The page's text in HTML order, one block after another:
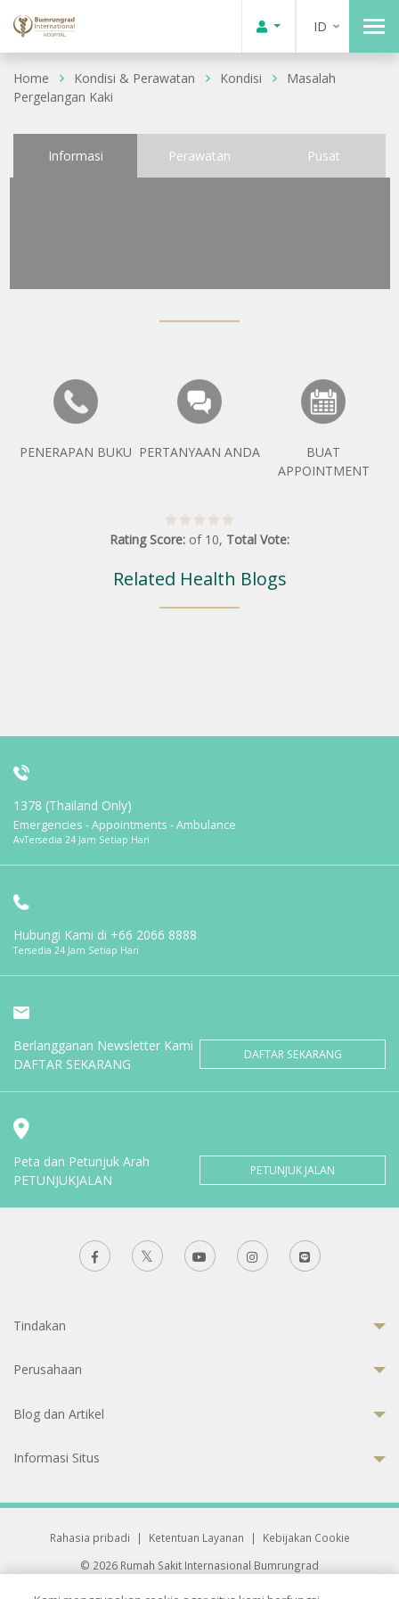
ID
Home Kondisi & Perawatan Kondisi
Masalah
Pergelangan Kaki
Informasi Perawatan Pusat
PENERAPAN BUKU PERTANYAAN ANDA
BUAT
APPOINTMENT
Rating Score: of 10, Total Vote:
Related Health Blogs
1378 (Thailand Only)
Emergencies - Appointments - Ambulance
AvTersedia 24 Jam Setiap Hari
Hubungi Kami di +66 2066 8888
Tersedia 24 Jam Setiap Hari
Berlangganan Newsletter Kami
DAFTAR SEKARANG
DAFTAR SEKARANG
Peta dan Petunjuk Arah
PETUNJUKJALAN
PETUNJUK JALAN
Tindakan
Perusahaan
Blog dan Artikel
Informasi Situs
Rahasia pribadi | Ketentuan Layanan |
Kebijakan Cookie
© 2026 Rumah Sakit Internasional Bumrungrad